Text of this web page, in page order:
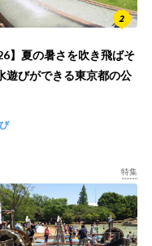
】夏の暑さを吹き飛ばそ
遊びができる東京都の公
特集